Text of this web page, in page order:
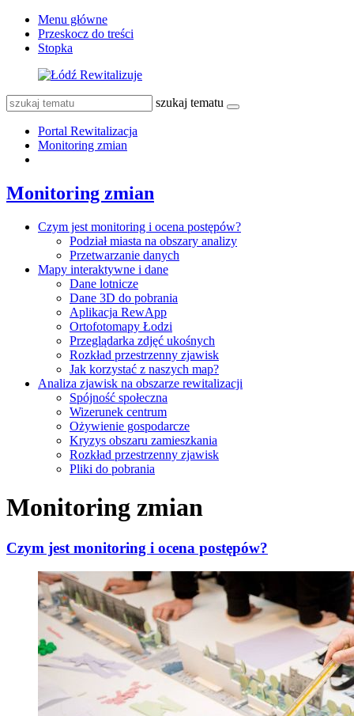
Menu główne
Przeskocz do treści
Stopka
szukaj tematu
Portal Rewitalizacja
Monitoring zmian
Monitoring zmian
Czym jest monitoring i ocena postępów?
Podział miasta na obszary analizy
Przetwarzanie danych
Mapy interaktywne i dane
Dane lotnicze
Dane 3D do pobrania
Aplikacja RewApp
Ortofotomapy Łodzi
Przeglądarka zdjęć ukośnych
Rozkład przestrzenny zjawisk
Jak korzystać z naszych map?
Analiza zjawisk na obszarze rewitalizacji
Spójność społeczna
Wizerunek centrum
Ożywienie gospodarcze
Kryzys obszaru zamieszkania
Rozkład przestrzenny zjawisk
Pliki do pobrania
Monitoring zmian
Czym jest monitoring i ocena postępów?